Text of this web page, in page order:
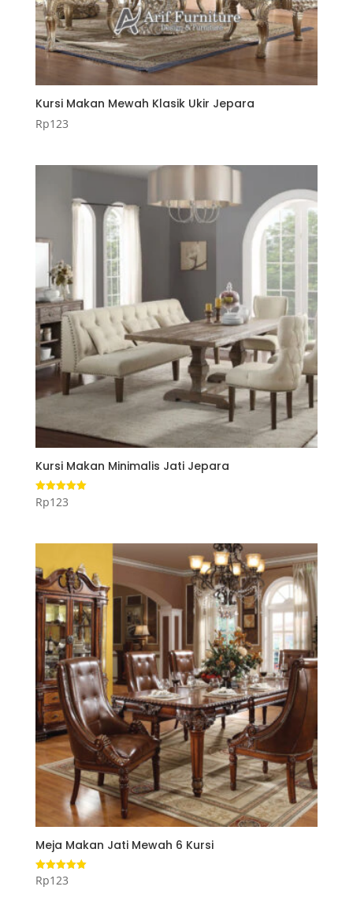
Kursi Makan Mewah Klasik Ukir Jepara
Rp123
Kursi Makan Minimalis Jati Jepara
Dinilai
5.00
Rp123
Meja Makan Jati Mewah 6 Kursi
Dinilai
5.00
Rp123